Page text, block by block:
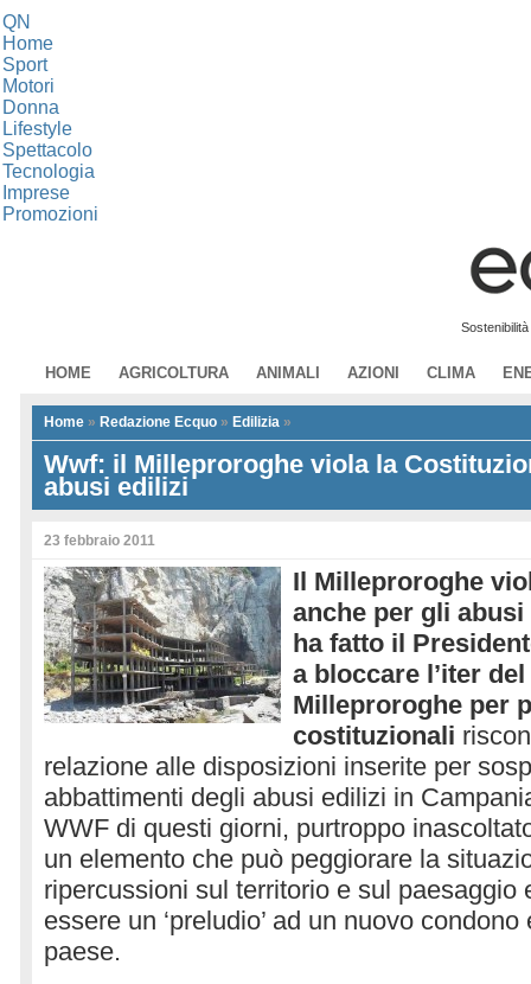
QN
Home
Sport
Motori
Donna
Lifestyle
Spettacolo
Tecnologia
Imprese
Promozioni
HOME AGRICOLTURA ANIMALI AZIONI CLIMA
Home » Redazione Ecquo » Edilizia »
Wwf: il Milleproroghe viola la
abusi edilizi
23 febbraio 2011
Il Milleproroghe
anche per gli
ha fatto il
a bloccare l’iter
Milleproroghe per
costituzionali
relazione alle disposizioni inserite per
abbattimenti degli abusi edilizi in
WWF di questi giorni, purtroppo
un elemento che può peggiorare la
ripercussioni sul territorio e sul paesaggio
essere un ‘preludio’ ad un nuovo
paese.